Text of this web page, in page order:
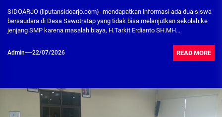
SIDOARJO (liputansidoarjo.com)- mendapatkan informasi ada dua siswa
bersaudara di Desa Sawotratap yang tidak bisa melanjutkan sekolah ke
jenjang SMP karena masalah biaya, H.Tarkit Erdianto SH.MH...
Admin 22/07/2026 READ MORE